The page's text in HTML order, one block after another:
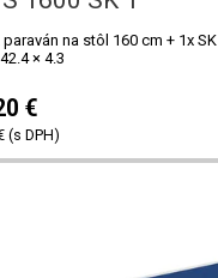
na stôl 160 cm + 1x SK
× 4.3
€
(s DPH)